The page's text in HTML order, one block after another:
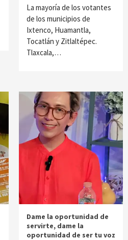
La mayoría de los votantes
de los municipios de
Ixtenco, Huamantla,
Tocatlán y Zitlaltépec.
Tlaxcala,…
Dame la oportunidad de
servirte, dame la
oportunidad de ser tu voz